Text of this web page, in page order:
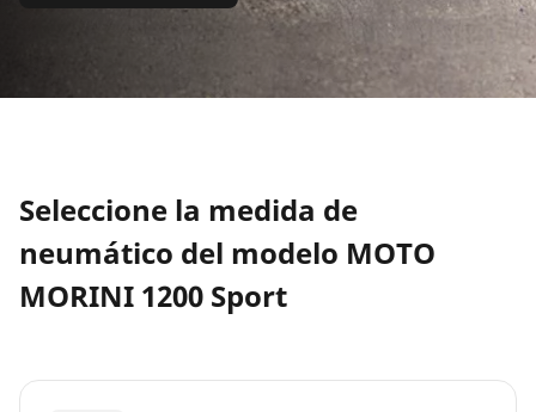
Seleccione la medida de
neumático del modelo MOTO
MORINI 1200 Sport